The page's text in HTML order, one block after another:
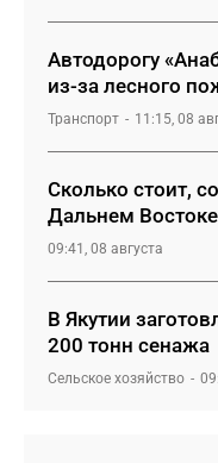
Автодорогу
из-за лесного
Транспорт 11:15, 08
Сколько стоит,
Дальнем Востоке
09:41, 08 августа
В Якутии
200 тонн сенажа
Сельское хозяйство